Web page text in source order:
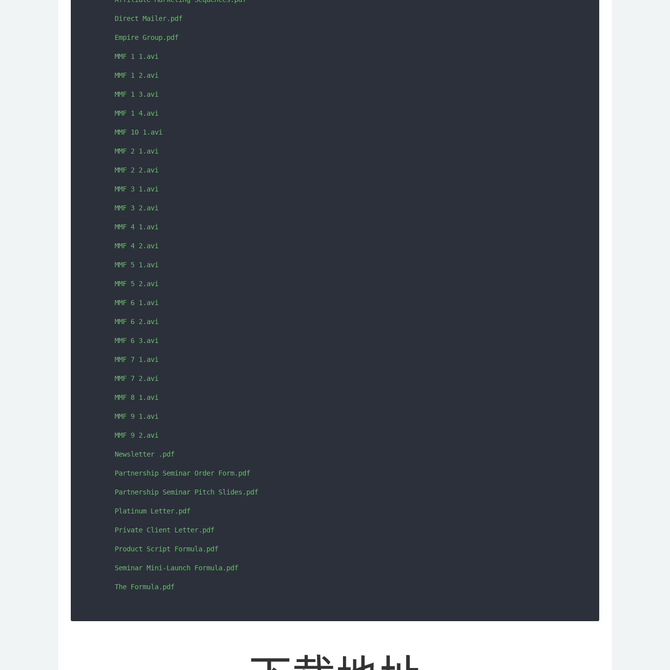
      Direct Mailer.pdf
      Empire Group.pdf
      MMF 1 1.avi
      MMF 1 2.avi
      MMF 1 3.avi
      MMF 1 4.avi
      MMF 10 1.avi
      MMF 2 1.avi
      MMF 2 2.avi
      MMF 3 1.avi
      MMF 3 2.avi
      MMF 4 1.avi
      MMF 4 2.avi
      MMF 5 1.avi
      MMF 5 2.avi
      MMF 6 1.avi
      MMF 6 2.avi
      MMF 6 3.avi
      MMF 7 1.avi
      MMF 7 2.avi
      MMF 8 1.avi
      MMF 9 1.avi
      MMF 9 2.avi
      Newsletter .pdf
      Partnership Seminar Order Form.pdf
      Partnership Seminar Pitch Slides.pdf
      Platinum Letter.pdf
      Private Client Letter.pdf
      Product Script Formula.pdf
      Seminar Mini-Launch Formula.pdf